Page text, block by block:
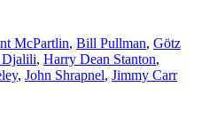
McPartlin, Bill Pullman, Götz
, Harry Dean Stanton,
, John Shrapnel, Jimmy Carr